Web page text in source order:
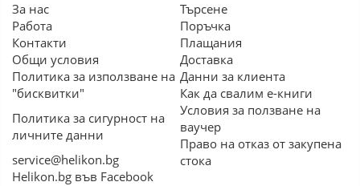
За нас
Работа
Контакти
Общи условия
Политика за използване на
"бисквитки"
Политика за сигурност на
личните данни
service@helikon.bg
Helikon.bg във Facebook
Търсене
Поръчка
Плащания
Доставка
Данни за клиента
Как да свалим е-книги
Условия за ползване на
ваучер
Право на отказ от закупена
стока